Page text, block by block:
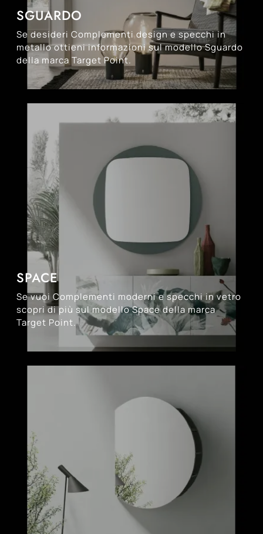
SGUARDO
Se desideri Complementi design e specchi in
metallo ottieni informazioni sul modello Sguardo
della marca Target Point.
SPACE
Se vuoi Complementi moderni e specchi in vetro
scopri di più sul modello Space della marca
Target Point.